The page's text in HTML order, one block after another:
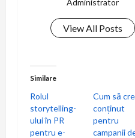
View All Posts
Similare
Rolul
storytelling-
ului în PR
pentru e-
Cum să
conținut
pentru
campanii